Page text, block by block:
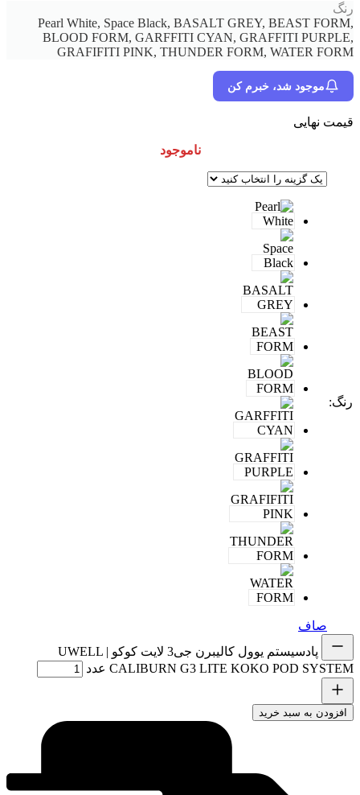
رنگ
Pearl White, Space Black, BASALT GREY, BEAST FORM,
BLOOD FORM, GARFFITI CYAN, GRAFFITI PURPLE,
GRAFIFITI PINK, THUNDER FORM, WATER FORM
موجود شد، خبرم کن
قیمت نهایی
ناموجود
رنگ:
صاف
پادسیستم یوول کالیبرن جی3 لایت کوکو | UWELL
CALIBURN G3 LITE KOKO POD SYSTEM عدد
افزودن به سبد خرید